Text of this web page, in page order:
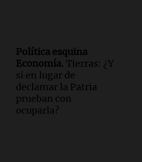
Política esquina
Economía. Tierras: ¿Y
si en lugar de
declamar la Patria
prueban con
ocuparla?